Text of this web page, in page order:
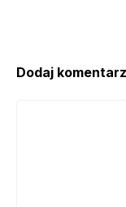
Dodaj komentarz